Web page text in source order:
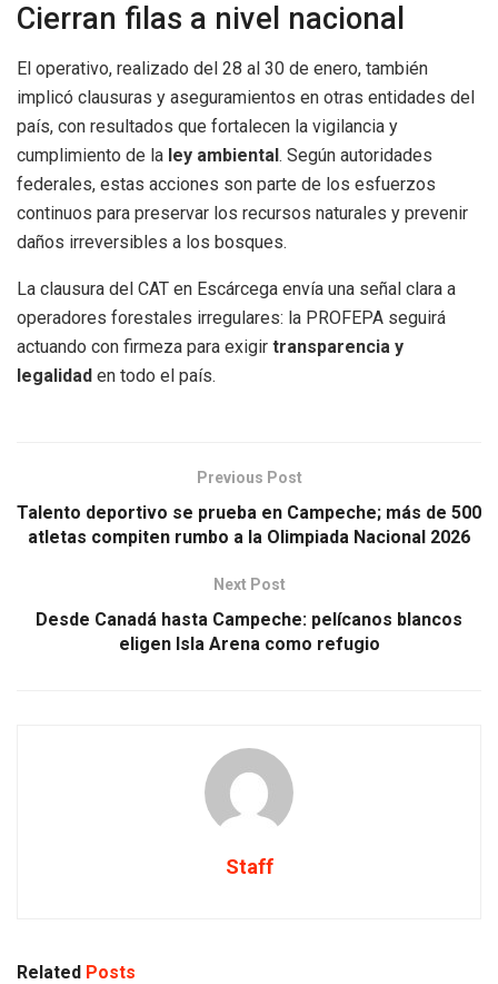
Cierran filas a nivel nacional
El operativo, realizado del 28 al 30 de enero, también
implicó clausuras y aseguramientos en otras entidades del
país, con resultados que fortalecen la vigilancia y
cumplimiento de la ley ambiental. Según autoridades
federales, estas acciones son parte de los esfuerzos
continuos para preservar los recursos naturales y prevenir
daños irreversibles a los bosques.
La clausura del CAT en Escárcega envía una señal clara a
operadores forestales irregulares: la PROFEPA seguirá
actuando con firmeza para exigir transparencia y
legalidad en todo el país.
Previous Post
Talento deportivo se prueba en Campeche; más de 500
atletas compiten rumbo a la Olimpiada Nacional 2026
Next Post
Desde Canadá hasta Campeche: pelícanos blancos
eligen Isla Arena como refugio
Staff
Related Posts